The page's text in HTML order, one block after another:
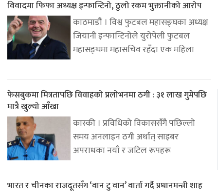
विवादमा फिफा अध्यक्ष इन्फान्टिनो, ठुलो रकम भुक्तानीको आरोप
काठमाडौं । विश्व फुटबल महासङ्घका अध्यक्ष
जियानी इन्फान्टिनोले युरोपेली फुटबल
महासङ्घमा महासचिव रहँदा एक महिला
फेसबुकमा मित्रतापछि विवाहको प्रलोभनमा ठगी : ३१ लाख गुमेपछि
मात्रै खुल्यो आँखा
कास्की । प्रविधिको विकाससँगै पछिल्लो
समय अनलाइन ठगी अर्थात् साइबर
अपराधका नयाँ र जटिल रूपहरू
भारत र चीनका राजदूतसँग ‘वान टु वान’ वार्ता गर्दै प्रधानमन्त्री शाह